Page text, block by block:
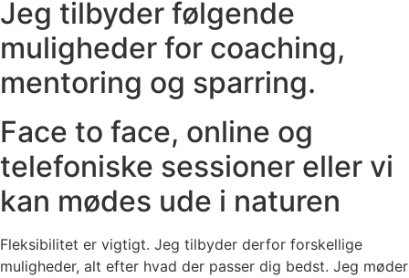
Jeg tilbyder følgende
muligheder for coaching,
mentoring og sparring.
Face to face, online og
telefoniske sessioner eller vi
kan mødes ude i naturen
Fleksibilitet er vigtigt. Jeg tilbyder derfor forskellige
muligheder, alt efter hvad der passer dig bedst. Jeg møder